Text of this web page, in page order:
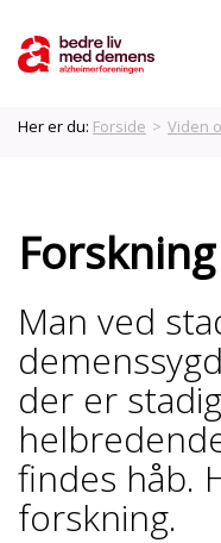
Her er du: Forside > Viden
Forskning
Man ved
der er
findes håb.
forskning.